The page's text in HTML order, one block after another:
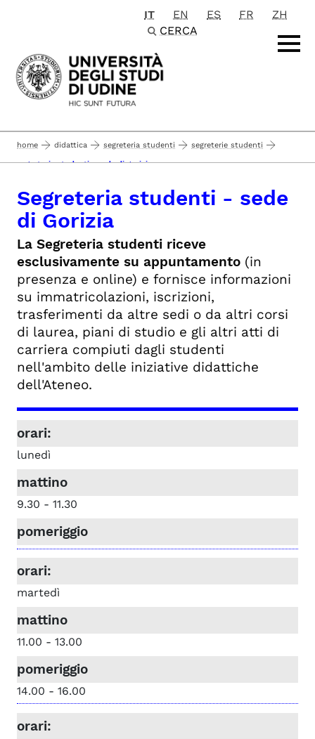
Passa al contenuto principale
IT EN ES FR
ZH
CERCA
home didattica segreteria studenti segreterie studenti
segreteria studenti - sede di gorizia
Segreteria studenti - sede
di Gorizia
La Segreteria studenti riceve
esclusivamente su appuntamento (in
presenza e online) e fornisce informazioni
su immatricolazioni, iscrizioni,
trasferimenti da altre sedi o da altri corsi
di laurea, piani di studio e gli altri atti di
carriera compiuti dagli studenti
nell'ambito delle iniziative didattiche
dell'Ateneo.
lunedì
9.30 - 11.30
martedì
11.00 - 13.00
14.00 - 16.00